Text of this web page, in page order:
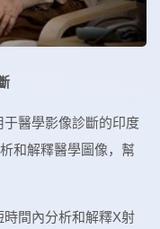
醫學影像診斷的印度
和解釋醫學圖像，幫
時間內分析和解釋X射